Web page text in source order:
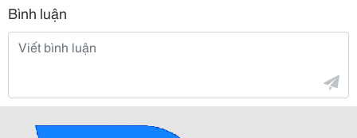
Bình luận